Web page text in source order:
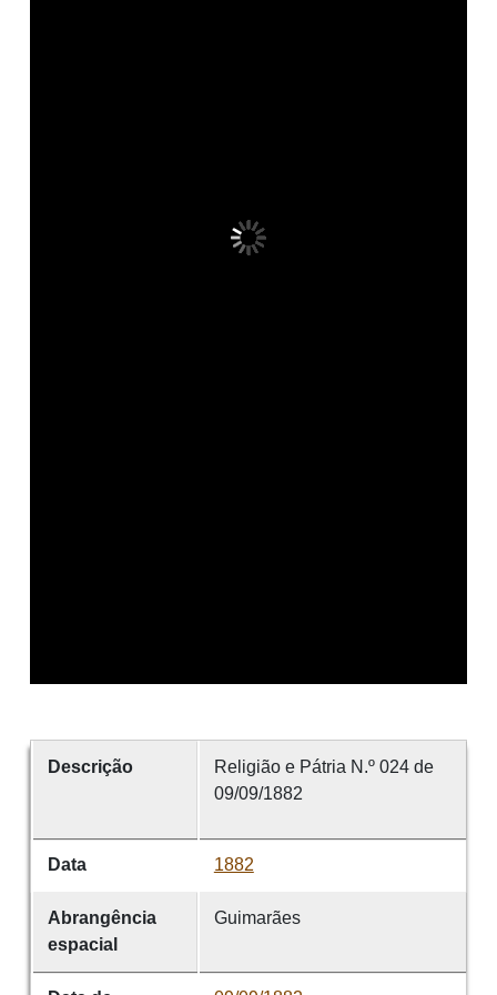
Descrição
Religião e Pátria N.º 024 de
09/09/1882
Data 1882
Abrangência
espacial
Guimarães